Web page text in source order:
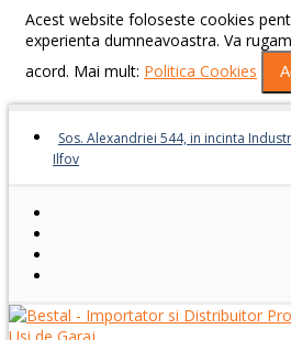
Acest website foloseste cookies
experienta dumneavoastra. Va
acord. Mai mult: Politica Cookies
Sos. Alexandriei 544, in incinta
Ilfov